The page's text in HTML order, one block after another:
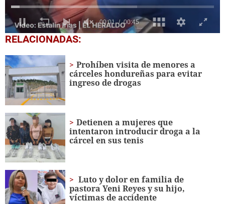
0
seconds
45
seconds
RELACIONADAS:
Prohíben visita de menores a
cárceles hondureñas para evitar
ingreso de drogas
Detienen a mujeres que
intentaron introducir droga a la
cárcel en sus tenis
Luto y dolor en familia de
pastora Yeni Reyes y su hijo,
víctimas de accidente